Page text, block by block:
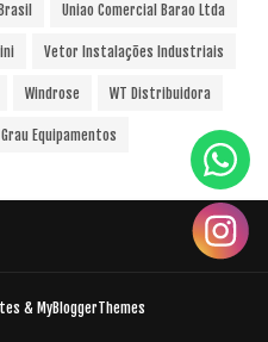
Uniao Comercial Barao Ltda
Vetor Instalações Industriais
Windrose WT Distribuidora
Equipamentos
& MyBloggerThemes